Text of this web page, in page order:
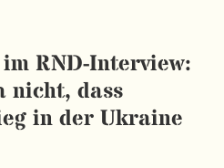
RND-Interview:
nicht, dass
in der Ukraine